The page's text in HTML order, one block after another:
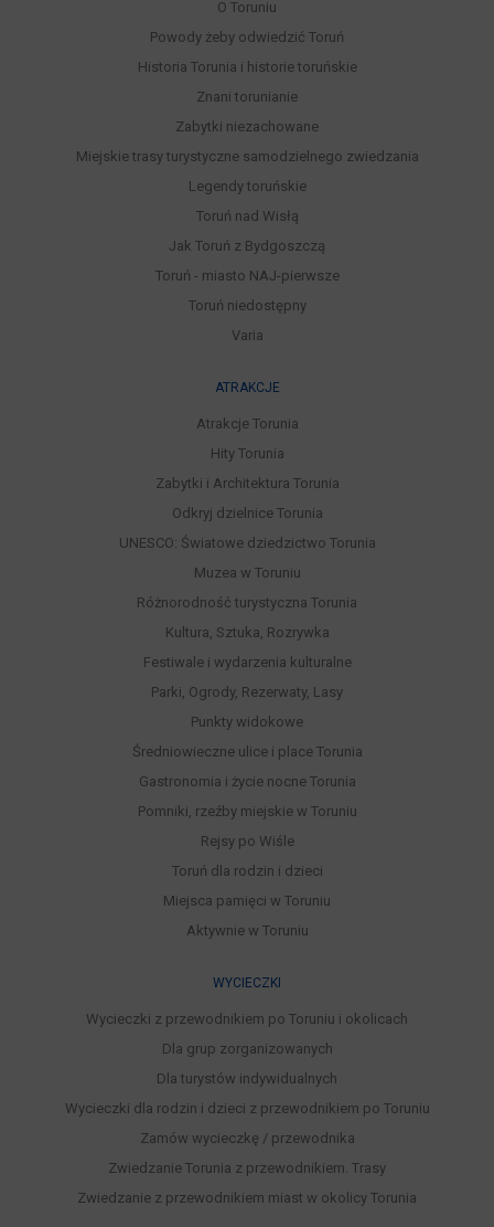
O Toruniu
Powody żeby odwiedzić Toruń
Historia Torunia i historie toruńskie
Znani torunianie
Zabytki niezachowane
Miejskie trasy turystyczne samodzielnego zwiedzania
Legendy toruńskie
Toruń nad Wisłą
Jak Toruń z Bydgoszczą
Toruń - miasto NAJ-pierwsze
Toruń niedostępny
Varia
ATRAKCJE
Atrakcje Torunia
Hity Torunia
Zabytki i Architektura Torunia
Odkryj dzielnice Torunia
UNESCO: Światowe dziedzictwo Torunia
Muzea w Toruniu
Różnorodność turystyczna Torunia
Kultura, Sztuka, Rozrywka
Festiwale i wydarzenia kulturalne
Parki, Ogrody, Rezerwaty, Lasy
Punkty widokowe
Średniowieczne ulice i place Torunia
Gastronomia i życie nocne Torunia
Pomniki, rzeźby miejskie w Toruniu
Rejsy po Wiśle
Toruń dla rodzin i dzieci
Miejsca pamięci w Toruniu
Aktywnie w Toruniu
WYCIECZKI
Wycieczki z przewodnikiem po Toruniu i okolicach
Dla grup zorganizowanych
Dla turystów indywidualnych
Wycieczki dla rodzin i dzieci z przewodnikiem po Toruniu
Zamów wycieczkę / przewodnika
Zwiedzanie Torunia z przewodnikiem. Trasy
Zwiedzanie z przewodnikiem miast w okolicy Torunia